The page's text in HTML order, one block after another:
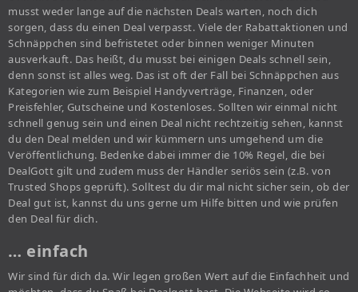
musst weder lange auf die nächsten Deals warten, noch dich
sorgen, dass du einen Deal verpasst. Viele der Rabattaktionen und
Schnäppchen sind befristetet oder binnen weniger Minuten
ausverkauft. Das heißt, du musst bei einigen Deals schnell sein,
denn sonst ist alles weg. Das ist oft der Fall bei Schnäppchen aus
Kategorien wie zum Beispiel Handyverträge, Finanzen, oder
Preisfehler, Gutscheine und Kostenloses. Sollten wir einmal nicht
schnell genug sein und einen Deal nicht rechtzeitig sehen, kannst
du den Deal melden und wir kümmern uns umgehend um die
Veröffentlichung. Bedenke dabei immer die 10% Regel, die bei
DealGott gilt und zudem muss der Händler seriös sein (z.B. von
Trusted Shops geprüft). Solltest du dir mal nicht sicher sein, ob der
Deal gut ist, kannst du uns gerne um Hilfe bitten und wie prüfen
den Deal für dich.
… einfach
Wir sind für dich da. Wir legen großen Wert auf die Einfachheit und